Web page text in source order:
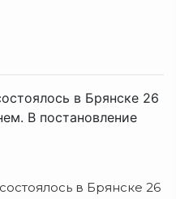
в Брянске 26
В постановление
в Брянске 26